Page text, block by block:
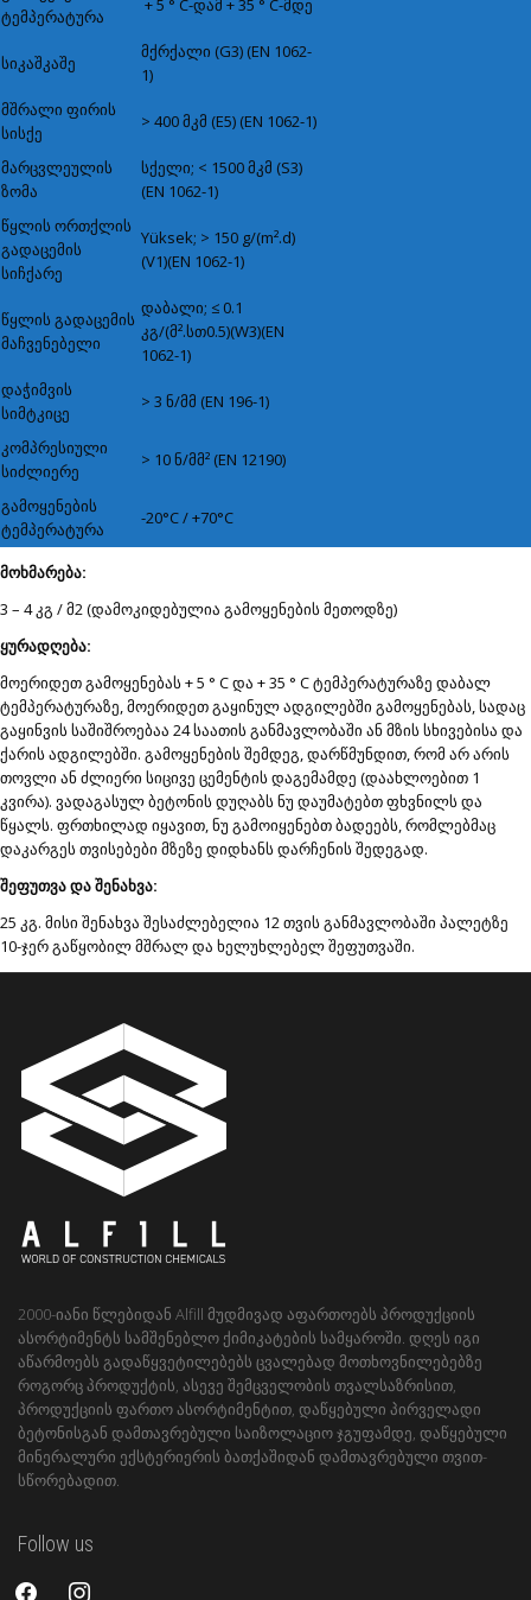
ტემპერატურა
+ 5 ° C-დამ + 35 ° C-მდე
სიკაშკაშე
მქრქალი (G3) (EN 1062-
1)
მშრალი ფირის
სისქე
> 400 მკმ (E5) (EN 1062-1)
მარცვლეულის
ზომა
სქელი; < 1500 მკმ (S3)
(EN 1062-1)
წყლის ორთქლის
გადაცემის
სიჩქარე
Yüksek; > 150 g/(m².d)
(V1)(EN 1062-1)
წყლის გადაცემის
მაჩვენებელი
დაბალი; ≤ 0.1
კგ/(მ².სთ0.5)(W3)(EN
1062-1)
დაჭიმვის
სიმტკიცე
> 3 ნ/მმ (EN 196-1)
კომპრესიული
სიძლიერე
> 10 ნ/მმ² (EN 12190)
გამოყენების
ტემპერატურა
-20°C / +70°C
მოხმარება:
3 – 4 კგ / მ2 (დამოკიდებულია გამოყენების მეთოდზე)
ყურადღება:
მოერიდეთ გამოყენებას + 5 ° C და + 35 ° C ტემპერატურაზე დაბალ
ტემპერატურაზე, მოერიდეთ გაყინულ ადგილებში გამოყენებას, სადაც
გაყინვის საშიშროებაა 24 საათის განმავლობაში ან მზის სხივებისა და
ქარის ადგილებში. გამოყენების შემდეგ, დარწმუნდით, რომ არ არის
თოვლი ან ძლიერი სიცივე ცემენტის დაგემამდე (დაახლოებით 1
კვირა). ვადაგასულ ბეტონის დუღაბს ნუ დაუმატებთ ფხვნილს და
წყალს. ფრთხილად იყავით, ნუ გამოიყენებთ ბადეებს, რომლებმაც
დაკარგეს თვისებები მზეზე დიდხანს დარჩენის შედეგად.
შეფუთვა და შენახვა:
25 კგ. მისი შენახვა შესაძლებელია 12 თვის განმავლობაში პალეტზე
10-ჯერ გაწყობილ მშრალ და ხელუხლებელ შეფუთვაში.
2000-იანი წლებიდან Alfill მუდმივად აფართოებს პროდუქციის
ასორტიმენტს სამშენებლო ქიმიკატების სამყაროში. დღეს იგი
აწარმოებს გადაწყვეტილებებს ცვალებად მოთხოვნილებებზე
როგორც პროდუქტის, ასევე შემცველობის თვალსაზრისით,
პროდუქციის ფართო ასორტიმენტით, დაწყებული პირველადი
ბეტონისგან დამთავრებული საიზოლაციო ჯგუფამდე, დაწყებული
მინერალური ექსტერიერის ბათქაშიდან დამთავრებული თვით-
სწორებადით.
Follow us
facebookinstagram